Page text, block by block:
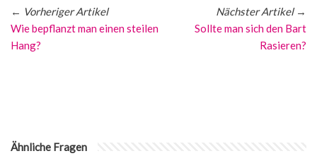
← Vorheriger Artikel
Wie bepflanzt man einen steilen
Hang?
Nächster Artikel→
Sollte man sich den Bart
Rasieren?
Ähnliche Fragen